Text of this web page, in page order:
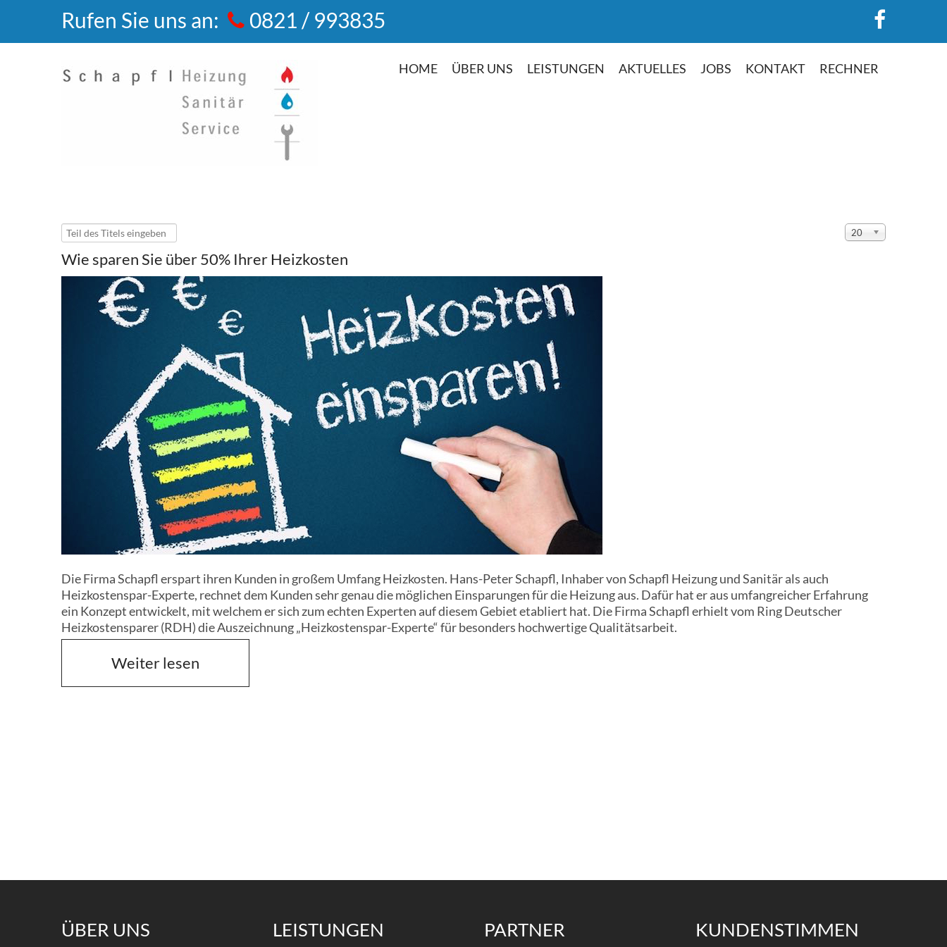
Rufen Sie uns an: 0821 / 993835
HOME ÜBER UNS LEISTUNGEN AKTUELLES JOBS KONTAKT RECHNER
Teil
Titels
eingeben
Anzeige
20
WiesparenSie über50% Ihrer Heizkosten
Die Firma Schapfl erspart ihren Kunden in großem Umfang Heizkosten. Hans-Peter Schapfl, Inhaber von Schapfl Heizung und Sanitär als auch
Heizkostenspar-Experte, rechnet dem Kunden sehr genau die möglichen Einsparungen für die Heizung aus. Dafür hat er aus umfangreicher Erfahrung
ein Konzept entwickelt, mit welchem er sich zum echten Experten auf diesem Gebiet etabliert hat. Die Firma Schapfl erhielt vom Ring Deutscher
Heizkostensparer (RDH) die Auszeichnung „Heizkostenspar-Experte“ für besonders hochwertige Qualitätsarbeit.
Weiter lesen
Weiter lesen
ÜBER UNS LEISTUNGEN PARTNER KUNDENSTIMMEN